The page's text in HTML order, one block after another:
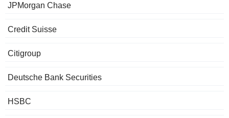
JPMorgan Chase
Credit Suisse
Citigroup
Deutsche Bank Securities
HSBC